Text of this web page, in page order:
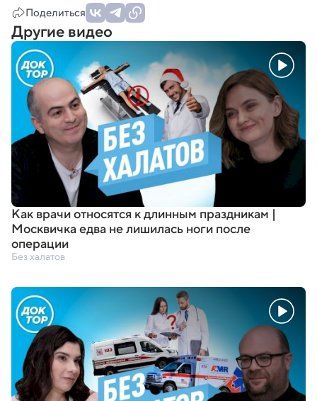
Поделиться
Другие видео
Как врачи относятся к длинным праздникам |
Москвичка едва не лишилась ноги после
операции
Без халатов